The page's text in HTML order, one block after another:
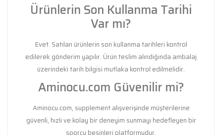
Ürünlerin Son Kullanma Tarihi
Var mı?
Evet. Satılan ürünlerin son kullanma tarihleri kontrol
edilerek gönderim yapılır. Ürün teslim alındığında ambalaj
üzerindeki tarih bilgisi mutlaka kontrol edilmelidir.
Aminocu.com Güvenilir mi?
Aminocu.com, supplement alışverişinde müşterilerine
güvenli, hızlı ve kolay bir deneyim sunmayı hedefleyen bir
sporcu besinleri platformudur.